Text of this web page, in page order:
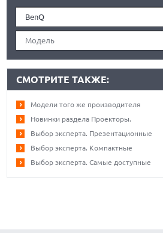
BenQ
Модель
СМОТРИТЕ ТАКЖЕ:
Модели того же производителя
Новинки раздела Проекторы.
Выбор эксперта. Презентационные
Выбор эксперта. Компактные
Выбор эксперта. Самые доступные